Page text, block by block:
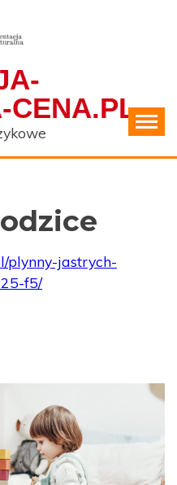
CENA.PL
plynny-jastrych-
f5/